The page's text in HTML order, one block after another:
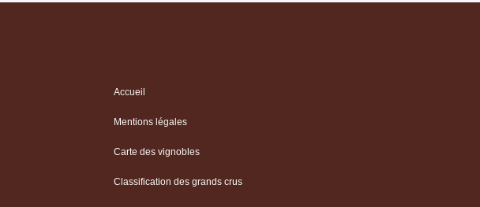
Accueil
Mentions légales
Carte des vignobles
Classification des grands crus